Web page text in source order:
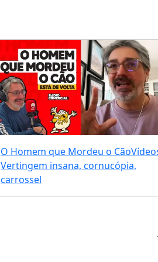
O Homem que Mordeu o Cão
Vertingem insana, cornucópia,
carrossel